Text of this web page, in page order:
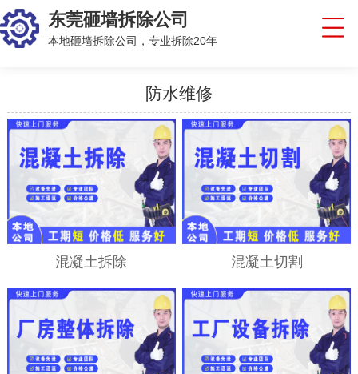
东莞砸墙拆除公司
本地砸墙拆除公司，专业拆除20年
防水维修
混凝土拆除 混凝土切割